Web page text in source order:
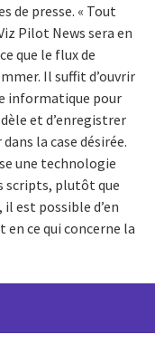
de presse. « Tout
Pilot News sera en
que le flux de
Il suffit d’ouvrir
informatique pour
et d’enregistrer
la case désirée.
une technologie
scripts, plutôt que
est possible d’en
ce qui concerne la